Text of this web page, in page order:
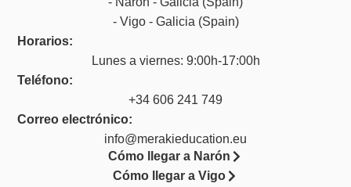
- Vigo - Galicia (Spain)
Horarios:
Lunes a viernes: 9:00h-17:00h
Teléfono:
+34 606 241 749
Correo electrónico:
info@merakieducation.eu
Cómo llegar a Narón
Cómo llegar a Vigo